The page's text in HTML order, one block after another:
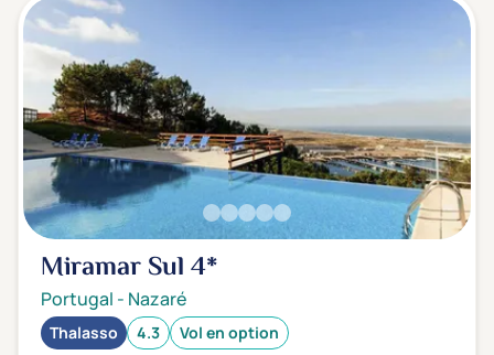
Transports & hébergement
Soins sans hébergement
Offre séjour + vol inclus
Miramar Sul4*
Portugal - Nazaré
Thalasso 4.3 Vol en option